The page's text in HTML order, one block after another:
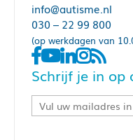
info@autisme.nl
030 – 22 99 800
(op werkdagen van
Schrijf je in op